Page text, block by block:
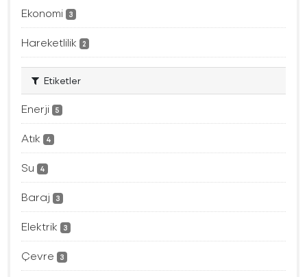
Ekonomi 3
Hareketlilik 2
Etiketler
Enerji 5
Atık 4
Su 4
Baraj 3
Elektrik 3
Çevre 3